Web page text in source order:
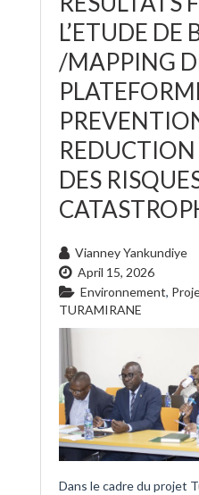
L’ETUDE DE
/MAPPING
DES
Vianney Yankundiye
April 15, 2026
Environnement,
TURAMIRANE
Dans le cadre du projet